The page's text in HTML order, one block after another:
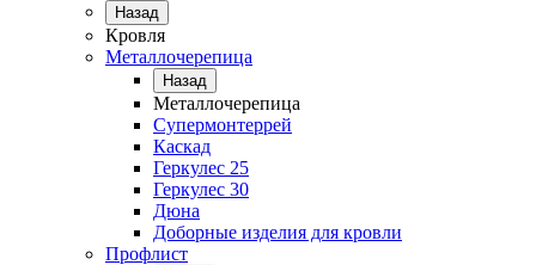
Назад
Кровля
Металлочерепица
Назад
Металлочерепица
Супермонтеррей
Каскад
Геркулес 25
Геркулес 30
Дюна
Доборные изделия для кровли
Профлист